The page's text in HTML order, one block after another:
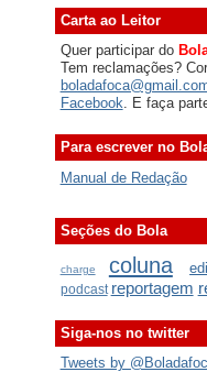
Carta ao Leitor
Quer participar do
Tem reclamações?
Facebook . E faça
Para escrever no
Manual de Redação
Seções do Bola
charge coluna
podcast reportagem
Siga-nos no twitter
Tweets by